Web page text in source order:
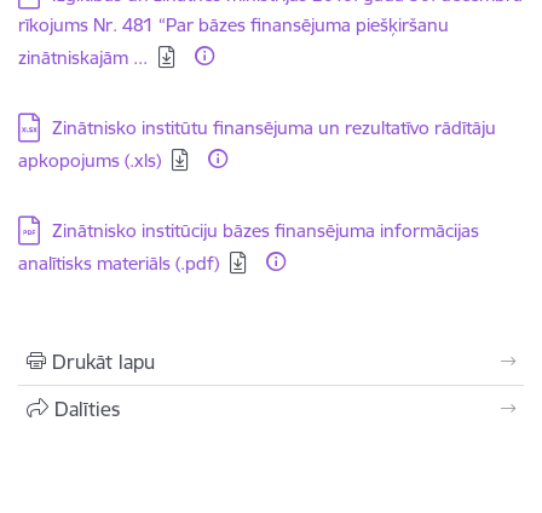
rīkojums Nr. 481 “Par bāzes finansējuma piešķiršanu
zinātniskajām ...
Lejupielādēt:
Zinātnisko institūtu finansējuma un rezultatīvo rādītāju
apkopojums (.xls)
Lejupielādēt:
Zinātnisko institūciju bāzes finansējuma informācijas
analītisks materiāls (.pdf)
Drukāt lapu
Dalīties